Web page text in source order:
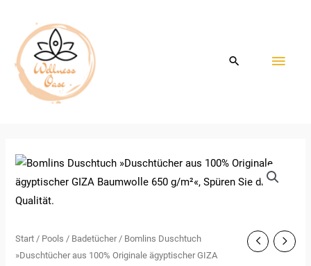
springen
Start / Pools / Badetücher/ Bomlins Duschtuch
»Duschtücher aus 100% Originale ägyptischer GIZA